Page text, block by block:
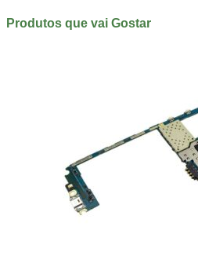
Produtos que vai Gostar